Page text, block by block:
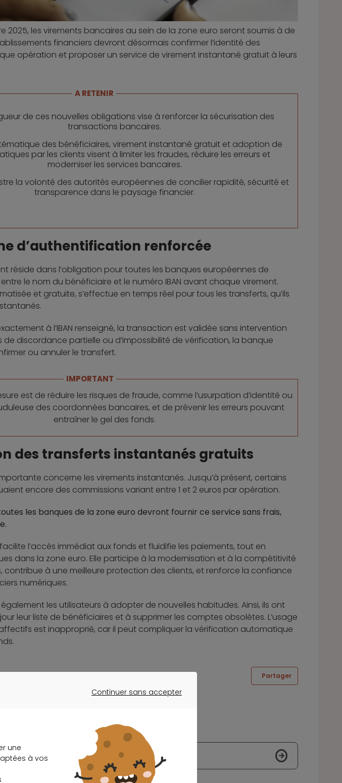
2025, les virements bancaires au sein de la zone euro seront soumis à de
financiers devront désormais confirmer l’identité des
opération et proposer un service de virement instantané gratuit à leurs
A RETENIR
de ces nouvelles obligations vise à renforcer la sécurisation des
transactions bancaires.
des bénéficiaires, virement instantané gratuit et adoption de
par les clients visent à limiter les fraudes, réduire les erreurs et
moderniser les services bancaires.
la volonté des autorités européennes de concilier rapidité, sécurité et
transparence dans le paysage financier.
d’authentification renforcée
réside dans l’obligation pour toutes les banques européennes de
le nom du bénéficiaire et le numéro IBAN avant chaque virement.
et gratuite, s’effectue en temps réel pour tous les transferts, qu’ils
à l’IBAN renseigné, la transaction est validée sans intervention
de discordance partielle ou d’impossibilité de vérification, la banque
ou annuler le transfert.
IMPORTANT
est de réduire les risques de fraude, comme l’usurpation d’identité ou
des coordonnées bancaires, et de prévenir les erreurs pouvant
entraîner le gel des fonds.
des transferts instantanés gratuits
concerne les virements instantanés. Jusqu’à présent, certains
encore des commissions variant entre 1 et 2 euros par opération.
les banques de la zone euro devront fournir ce service sans frais,
l’accès immédiat aux fonds et fluidifie les paiements, tout en
dans la zone euro. Elle participe à la modernisation et à la compétitivité
contribue à une meilleure protection des clients, et renforce la confiance
numériques.
les utilisateurs à adopter de nouvelles habitudes. Ainsi, ils ont
leur liste de bénéficiaires et à supprimer les comptes obsolètes. L’usage
est inapproprié, car il peut compliquer la vérification automatique
Partager
ne freine pas les investisseurs
Continuer sans accepter
une
à vos